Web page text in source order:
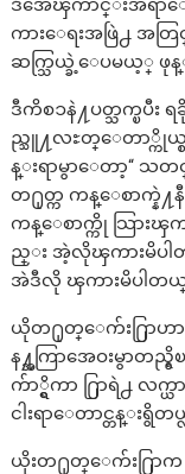
ဒီအေၾကာင္းအရာေတ
ကားေရးအဖြဲ႕ အတ
ဆက္သြယ္ခဲ့ေပမယ့္ ဖုန္
ဒီကိစၥနဲ႔ပတ္သက္ၿပီး
ည္သူ႔လႊတ္ေတာ္ကိုယ္စ
န္းရာမွာေတာ့“ သ
တ႐ုတ္က ကန္ေစာက္နဲ႔
ကန္ေစာက္ကို သြား
ည္း အဲ့လိုၾကားမိပါ
အဲဒီလို ၾကားမိပါတ
ယိုတ႐ုတ္ေက်း႐ြာဟာ
န႔္အကြာအေဝးမွာတည္
က်ာ္ရွိကာ ႐ြာရဲ႕ လက္
ငါးရာေတာင္တန္းရွိ
ယိုးတ႐ုတ္ေက်း႐ြာ